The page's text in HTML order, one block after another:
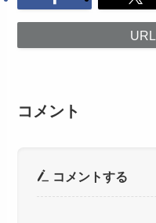
コメント
コメントする